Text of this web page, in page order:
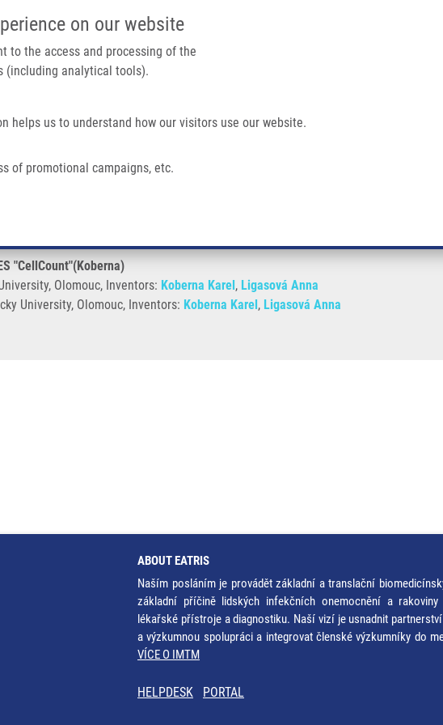
on our website
to the access and processing of the
(including analytical tools).
helps us to understand how our visitors use our website.
of promotional campaigns, etc.
IMTM PORTÁL
navigation
OF DNA IN SAMPLES "CellCount"(Koberna)
"CellCount"(Koberna)
Olomouc, Inventors: Koberna Karel, Ligasová Anna
University, Olomouc, Inventors: Koberna Karel, Ligasová Anna
ABOUT EATRIS
Naším posláním je provádět základní a translační
základní příčině lidských infekčních onemocnění a
lékařské přístroje a diagnostiku. Naší vizí je usnadnit
a výzkumnou spolupráci a integrovat členské výzkumníky do
VÍCE O IMTM
HELPDESK PORTAL